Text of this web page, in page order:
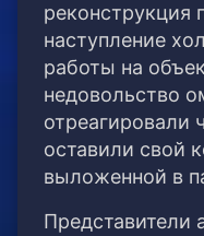
реконструкция
наступление
работы на
недовольство
отреагировали
оставили свой
выложенной в
Представители